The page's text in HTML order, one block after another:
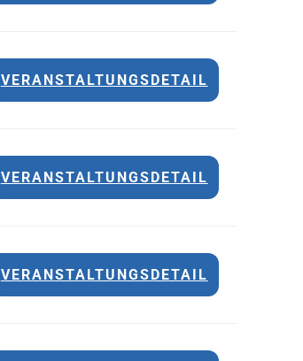
VERANSTALTUNGSDETAIL
VERANSTALTUNGSDETAIL
VERANSTALTUNGSDETAIL